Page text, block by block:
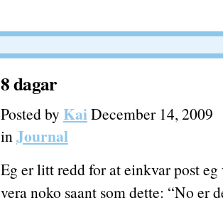
8 dagar
Posted by KaiDecember 14, 2009
inJournal
Eg er litt redd for at einkvar post
vera noko saant som dette: “No er